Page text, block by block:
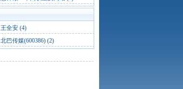
王全安 (4)
北巴传媒(600386) (2)